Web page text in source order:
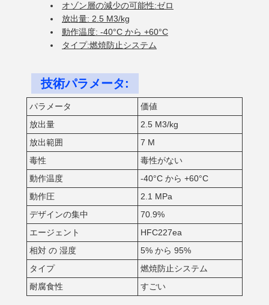
オゾン層の減少の可能性:ゼロ
放出量: 2.5 M3/kg
動作温度: -40°C から +60°C
タイプ:燃焼防止システム
技術パラメータ:
パラメータ
価値
放出量
2.5 M3/kg
放出範囲
7 M
毒性
毒性がない
動作温度
-40°C から +60°C
動作圧
2.1 MPa
デザインの集中
70.9%
エージェント
HFC227ea
相対 の 湿度
5% から 95%
タイプ
燃焼防止システム
耐腐食性
すごい